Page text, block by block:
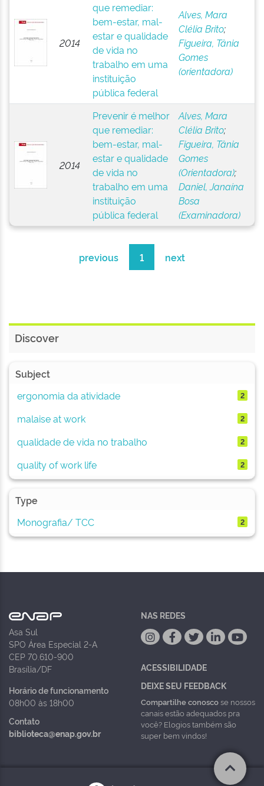
2014
que remediar:
bem-estar, mal-
estar e qualidade
de vida no
trabalho em uma
instituição
pública federal
Alves, Mara
Clélia Brito;
Figueira, Tânia
Gomes
(orientadora)
2014
Prevenir é melhor
que remediar:
bem-estar, mal-
estar e qualidade
de vida no
trabalho em uma
instituição
pública federal
Alves, Mara
Clélia Brito;
Figueira, Tânia
Gomes
(Orientadora);
Daniel, Janaína
Bosa
(Examinadora)
previous 1 next
Discover
Subject
ergonomia da atividade
2
malaise at work 2
qualidade de vida no trabalho 2
quality of work life 2
Type
Monografia/ TCC
2
Asa Sul
SPO Área Especial 2-A
CEP 70.610-900
Brasília/DF
Horário de funcionamento
08h00 às 18h00
Contato
biblioteca@enap.gov.br
NAS REDES
ACESSIBILIDADE
DEIXE SEU FEEDBACK
Compartilhe conoscose nossos
canais estão adequados pra
você? Elogios também são
super bem vindos!